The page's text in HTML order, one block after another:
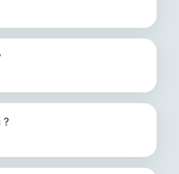
?